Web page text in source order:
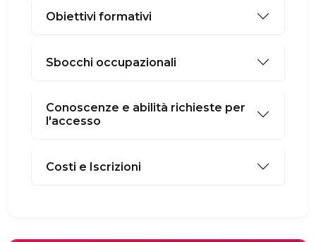
Obiettivi formativi
Sbocchi occupazionali
Conoscenze e abilità richieste per
l'accesso
Costi e Iscrizioni